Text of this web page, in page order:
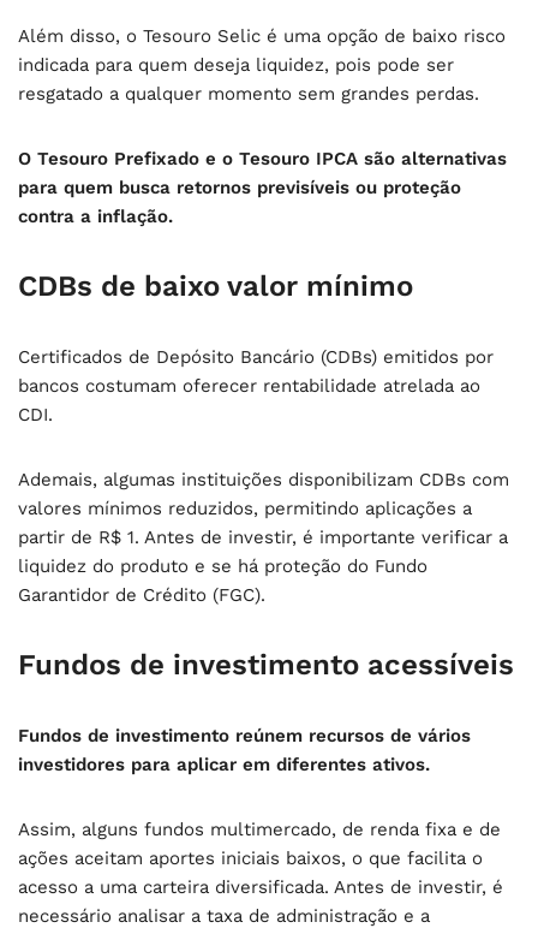
Além disso, o Tesouro Selic é uma opção de baixo risco
indicada para quem deseja liquidez, pois pode ser
resgatado a qualquer momento sem grandes perdas.
O Tesouro Prefixado e o Tesouro IPCA são alternativas
para quem busca retornos previsíveis ou proteção
contra a inflação.
CDBs de baixo valor mínimo
Certificados de Depósito Bancário (CDBs) emitidos por
bancos costumam oferecer rentabilidade atrelada ao
CDI.
Ademais, algumas instituições disponibilizam CDBs com
valores mínimos reduzidos, permitindo aplicações a
partir de R$ 1. Antes de investir, é importante verificar a
liquidez do produto e se há proteção do Fundo
Garantidor de Crédito (FGC).
Fundos de investimento acessíveis
Fundos de investimento reúnem recursos de vários
investidores para aplicar em diferentes ativos.
Assim, alguns fundos multimercado, de renda fixa e de
ações aceitam aportes iniciais baixos, o que facilita o
acesso a uma carteira diversificada. Antes de investir, é
necessário analisar a taxa de administração e a